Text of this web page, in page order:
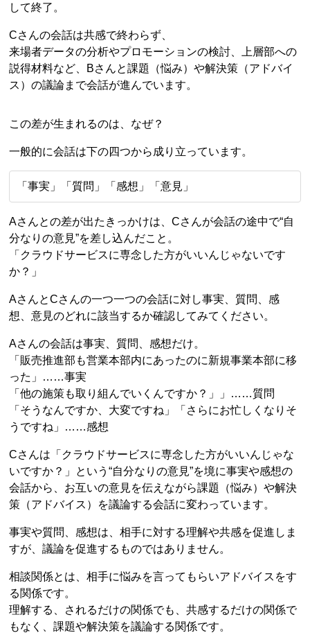
して終了。
Cさんの会話は共感で終わらず、
来場者データの分析やプロモーションの検討、上層部への
説得材料など、Bさんと課題（悩み）や解決策（アドバイ
ス）の議論まで会話が進んでいます。
この差が生まれるのは、なぜ？
一般的に会話は下の四つから成り立っています。
「事実」「質問」「感想」「意見」
Aさんとの差が出たきっかけは、Cさんが会話の途中で“自
分なりの意見”を差し込んだこと。
「クラウドサービスに専念した方がいいんじゃないです
か？」
AさんとCさんの一つ一つの会話に対し事実、質問、感
想、意見のどれに該当するか確認してみてください。
Aさんの会話は事実、質問、感想だけ。
「販売推進部も営業本部内にあったのに新規事業本部に移
った」……事実
「他の施策も取り組んでいくんですか？」」……質問
「そうなんですか、大変ですね」「さらにお忙しくなりそ
うですね」……感想
Cさんは「クラウドサービスに専念した方がいいんじゃな
いですか？」という“自分なりの意見”を境に事実や感想の
会話から、お互いの意見を伝えながら課題（悩み）や解決
策（アドバイス）を議論する会話に変わっています。
事実や質問、感想は、相手に対する理解や共感を促進しま
すが、議論を促進するものではありません。
相談関係とは、相手に悩みを言ってもらいアドバイスをす
る関係です。
理解する、されるだけの関係でも、共感するだけの関係で
もなく、課題や解決策を議論する関係です。